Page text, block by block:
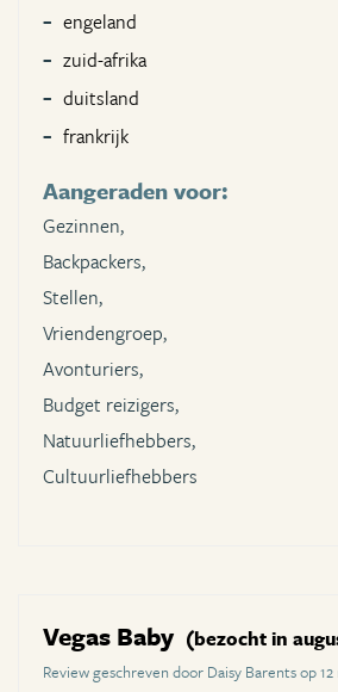
engeland
zuid-afrika
duitsland
frankrijk
Aangeraden voor:
Gezinnen,
Backpackers,
Stellen,
Vriendengroep,
Avonturiers,
Budget reizigers,
Natuurliefhebbers,
Cultuurliefhebbers
Vegas Baby (bezocht in
Review geschreven door Daisy Barents op